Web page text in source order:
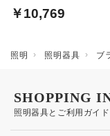
￥10,769
照明 照明器具 ブ
照明器具とご利用ガイド
SHOPPING